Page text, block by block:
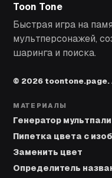
Toon Tone
Быстрая игра на
мультперсонажей,
шаринга и поиска.
© 2026 toontone.page.
МАТЕРИАЛЫ
Генератор
Пипетка цвета с
Заменить цвет
Определитель